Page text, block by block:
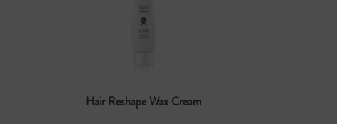
Hair Reshape Wax Cream